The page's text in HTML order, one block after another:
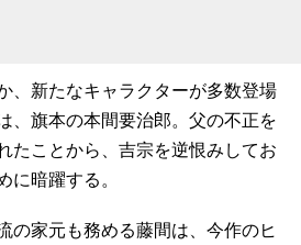
、新たなキャラクターが多数登場
、旗本の本間要治郎。父の不正を
たことから、吉宗を逆恨みしてお
に暗躍する。
の家元も務める藤間は、今作のヒ